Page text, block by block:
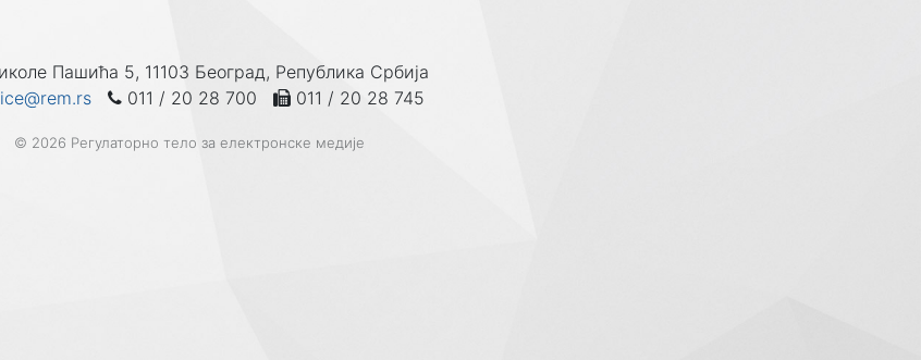
Пашића 5, 11103 Београд, Република Србија
011 / 20 28 700 011 / 20 28 745
© 2026 Регулаторно тело за електронске медије